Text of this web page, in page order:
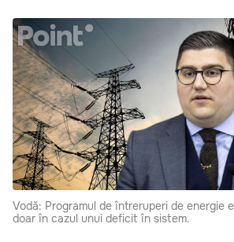
Vodă: Programul de întreruperi de energie
doar în cazul unui deficit în sistem.